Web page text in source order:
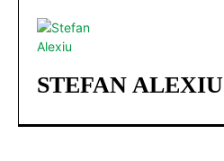
STEFAN ALEXIU